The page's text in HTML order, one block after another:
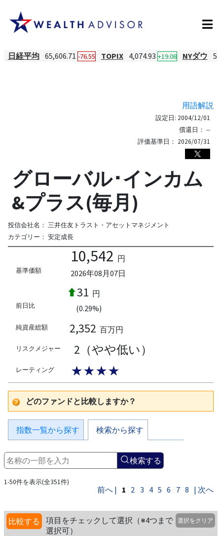
日経平均 65,606.71 -76.55 TOPIX 4,074.93 +19.08 NYダウ
用語解説
設定日: 2004/12/01
償還日： --
評価基準日： 2026/07/31
グローバル･インカム
&プラス(毎月)
投信会社名： 三井住友トラスト・アセットマネジメント
カテゴリー： 安定成長
基準価額
10,542 円
2026年08月07日
前日比
31 円
(0.29%)
純資産総額 2,352 百万円
リスクメジャー 2（やや低い）
レーティング ★★★★
どのファンドと比較しますか？
指数一覧から探す 検索から探す
検索する
1-50件を表示(全351件)
前へ | 1 2 3 4 5 6 7 8 | 次へ
比較する
項目をチェックして選択（※4つまで
選択可）
選択をクリア